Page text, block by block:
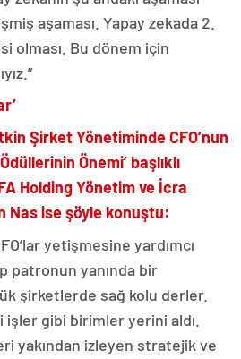
aşaması. Yapay zekada 2.
olması. Bu dönem için
Şirket Yönetiminde CFO’nun
Önemi’ başlıklı
Holding Yönetim ve İcra
Nas ise şöyle konuştu:
yetişmesine yardımcı
patronun yanında bir
şirketlerde sağ kolu derler.
gibi birimler yerini aldı.
yakından izleyen stratejik ve